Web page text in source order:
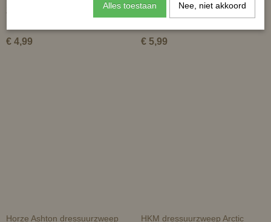
€ 4,99
Kinderzweep Paardenhoofd -
€ 5,99
Horze Ashton dressuurzweep HKM dressuurzweep Arctic
Alles toestaan Nee, niet akkoord